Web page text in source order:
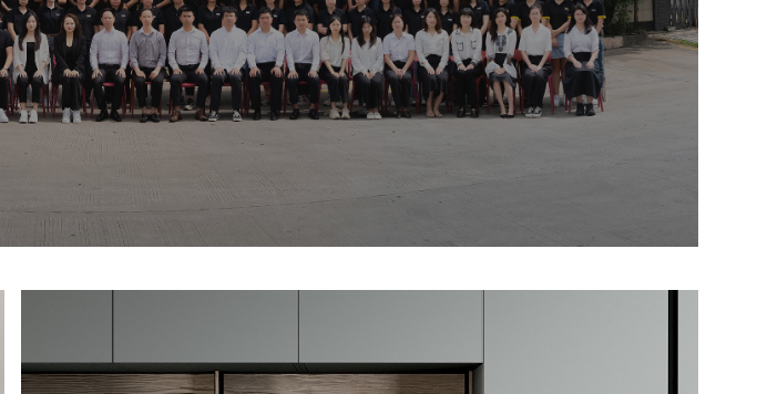
您的生活品味并充分利用空间。纤细的牛油果绿带您踏上寻找财富与
端庄的气质和风格。